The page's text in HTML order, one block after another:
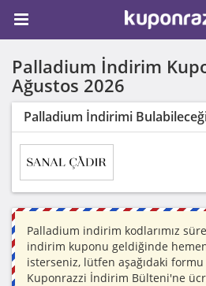
Palladium İndirim
Ağustos 2026
Palladium İndirimi
Palladium indirim kodlarımız
indirim kuponu geldiğinde
isterseniz, lütfen aşağıdaki
Kuponrazzi İndirim Bülteni'ne